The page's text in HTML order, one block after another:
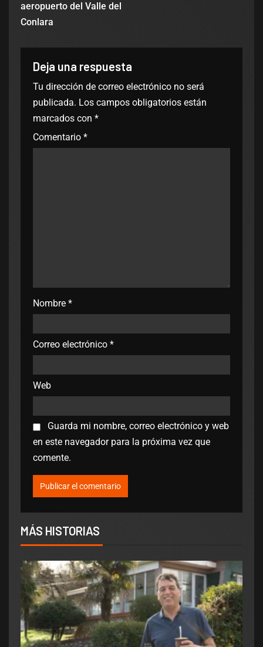
aeropuerto del Valle del
Conlara
Deja una respuesta
Tu dirección de correo electrónico no será
publicada. Los campos obligatorios están
marcados con *
Comentario *
Nombre *
Correo electrónico *
Web
Guarda mi nombre, correo electrónico y web
en este navegador para la próxima vez que
comente.
MÁS HISTORIAS